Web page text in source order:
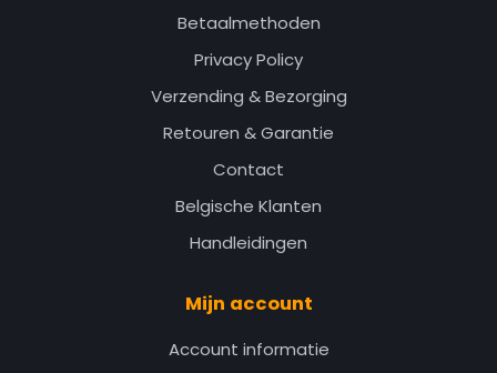
Betaalmethoden
Privacy Policy
Verzending & Bezorging
Retouren & Garantie
Contact
Belgische Klanten
Handleidingen
Mijn account
Account informatie